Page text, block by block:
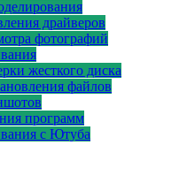
драйверов
фотографий
жесткого диска
файлов
программ
с Ютуба